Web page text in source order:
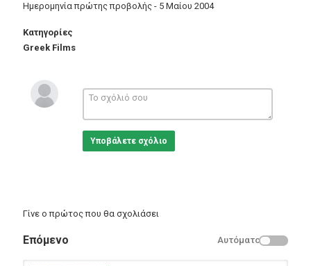
Ημερομηνία πρώτης προβολής - 5 Μαίου 2004
Κατηγορίες
Greek Films
Υποβάλετε σχόλιο
Γίνε ο πρώτος που θα σχολιάσει
Επόμενο Αυτόματο